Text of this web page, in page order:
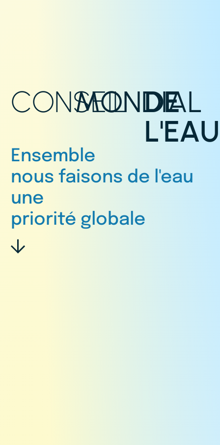
CONSEILMONDIAL
DE
L'EAU
Ensemble
nous faisons de l'eau
une
priorité globale